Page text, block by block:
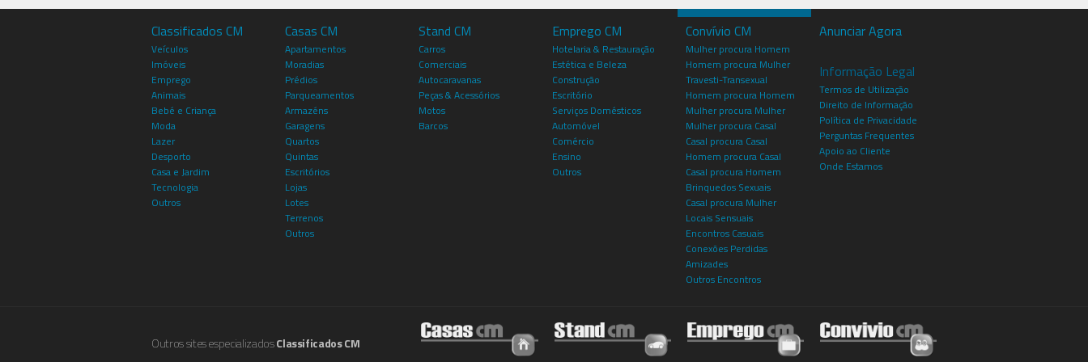
Classificados CM
Veículos
Imóveis
Emprego
Animais
Bebé e Criança
Moda
Lazer
Desporto
Casa e Jardim
Tecnologia
Outros
Casas CM
Apartamentos
Moradias
Prédios
Parqueamentos
Armazéns
Garagens
Quartos
Quintas
Escritórios
Lojas
Lotes
Terrenos
Outros
Stand CM
Carros
Comerciais
Autocaravanas
Peças & Acessórios
Motos
Barcos
Emprego CM
Hotelaria & Restauração
Estética e Beleza
Construção
Escritório
Serviços Domésticos
Automóvel
Comércio
Ensino
Outros
Convívio CM
Mulher procura Homem
Homem procura Mulher
Travesti-Transexual
Homem procura Homem
Mulher procura Mulher
Mulher procura Casal
Casal procura Casal
Homem procura Casal
Casal procura Homem
Brinquedos Sexuais
Casal procura Mulher
Locais Sensuais
Encontros Casuais
Conexões Perdidas
Amizades
Outros Encontros
Anunciar Agora
Informação Legal
Termos de Utilização
Direito de Informação
Política de Privacidade
Perguntas Frequentes
Apoio ao Cliente
Onde Estamos
Outros sites especializadosClassificados CM